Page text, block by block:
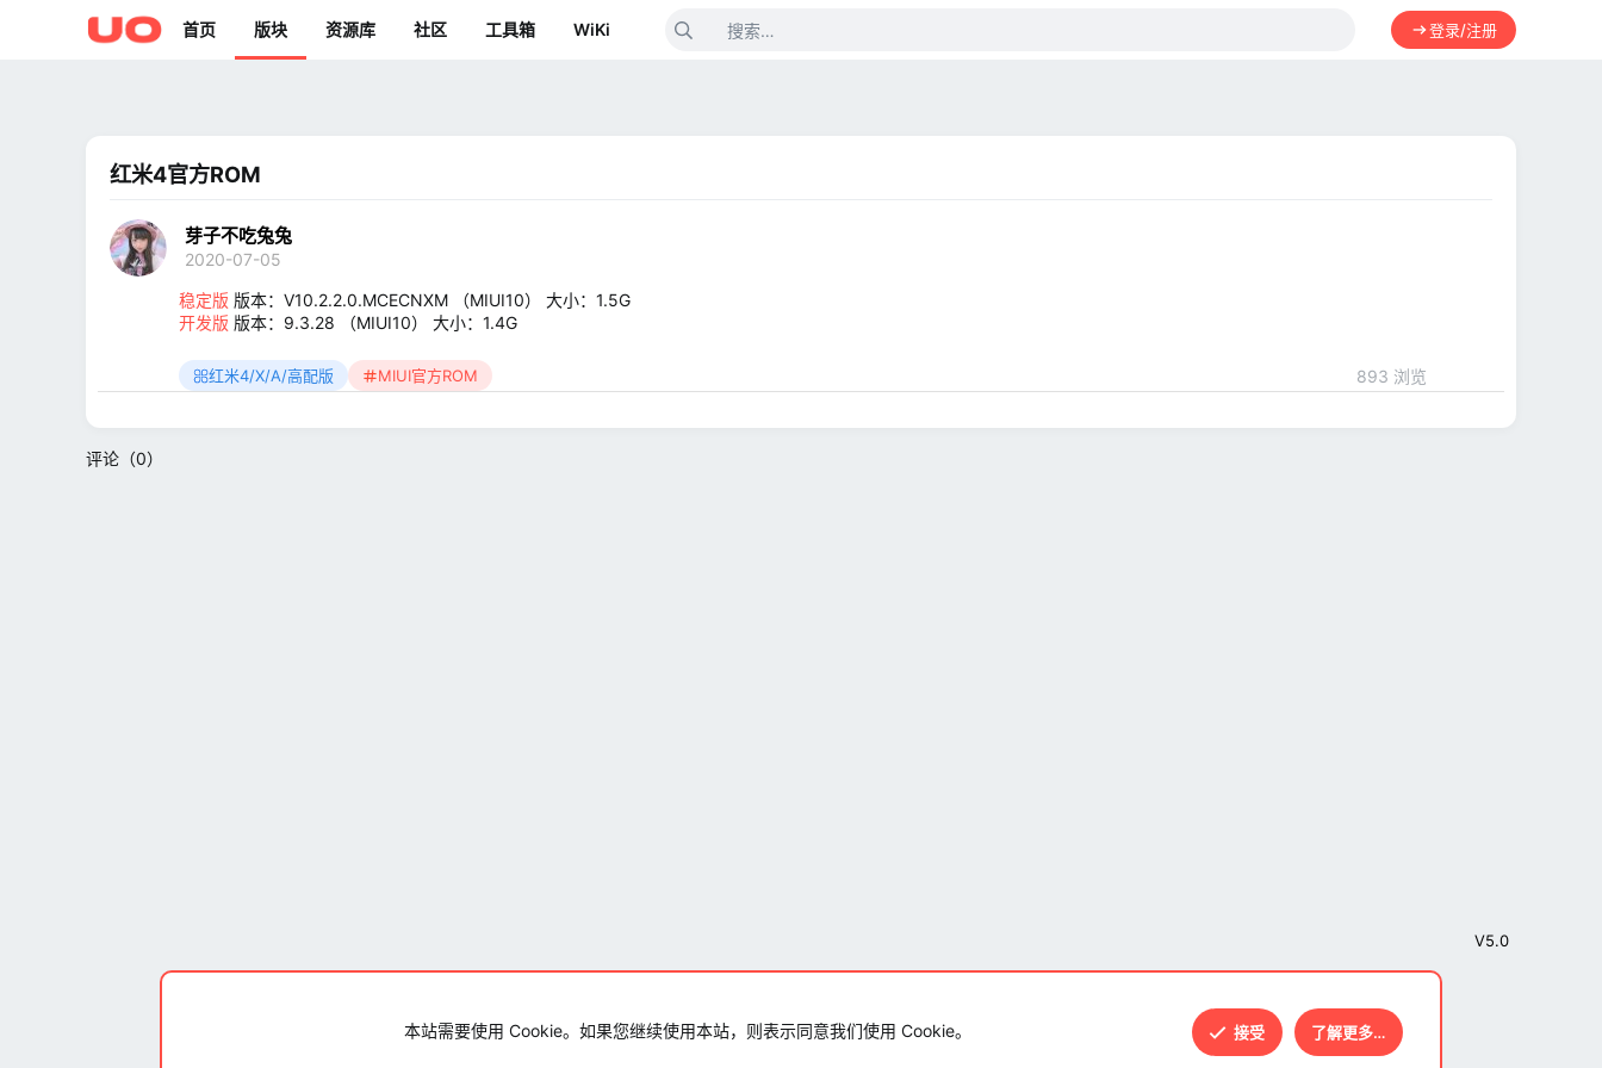
首页 版块 资源库 社区 工具箱 WiKi 登录/注册
红米4官方ROM
芽子不吃兔兔
2020-07-05
稳定版 版本：V10.2.2.0.MCECNXM （MIUI10） 大小：1.5G
开发版 版本：9.3.28 （MIUI10） 大小：1.4G
红米4/X/A/高配版 MIUI官方ROM 893 浏览
评论（0）
V5.0
本站需要使用 Cookie。如果您继续使用本站，则表示同意我们使用 Cookie。 接受 了解更多…